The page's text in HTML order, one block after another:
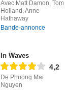
Avec Matt Damon, Tom
Holland, Anne
Hathaway
Bande-annonce
In Waves
4,2
De Phuong Mai
Nguyen